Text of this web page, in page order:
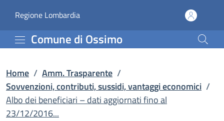
Albo dei beneficiari –
Regione Lombardia(apre in un'altra scheda).
Comune di Ossimo
Home / Amm. Trasparente /
Sovvenzioni, contributi, sussidi, vantaggi economici /
Albo dei beneficiari – dati aggiornati fino al
23/12/2016...